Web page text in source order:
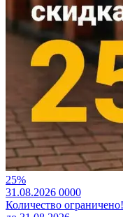
25%
31.08.2026 0000
Количество ограничено!